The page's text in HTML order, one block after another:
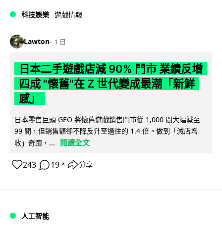
科技娛樂 遊戲情報
Lawton 1 日
日本二手遊戲店減 90% 門市 業績反增
四成 "懷舊"在 Z 世代變成最潮「新鮮
感」
日本零售巨頭 GEO 將懷舊遊戲銷售門市從 1,000 間大幅減至
99 間，但銷售額卻不降反升至過往的 1.4 倍。做到「減店增
收」奇蹟，...
閱讀全文
243 19 ↗ 分享
人工智能